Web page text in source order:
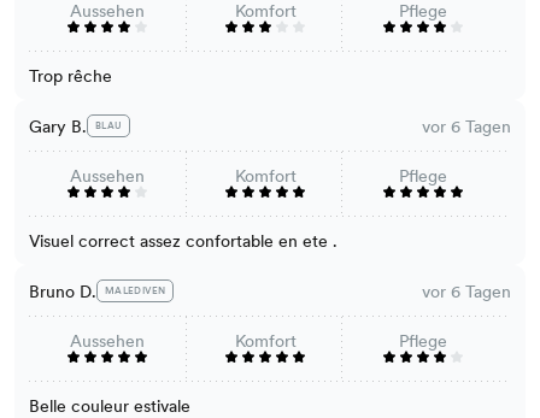
Aussehen Komfort Pflege
Trop rêche
Gary B. BLAU vor 6 Tagen
Aussehen Komfort Pflege
Visuel correct assez confortable en ete .
Bruno D. MALEDIVEN vor 6 Tagen
Aussehen Komfort Pflege
Belle couleur estivale